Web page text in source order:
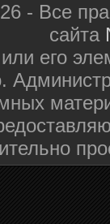
- Все
сайта
его